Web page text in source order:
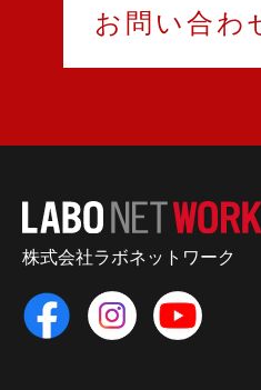
お問い合わ
株式会社ラボネットワーク